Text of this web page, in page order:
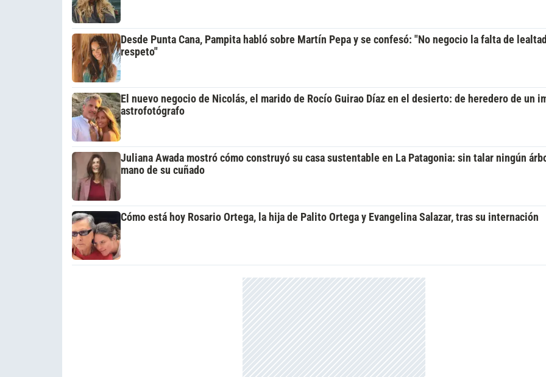
Desde Punta Cana, Pampita habló sobre Martín Pepa y se confesó: "No negocio la falta de
respeto"
El nuevo negocio de Nicolás, el marido de Rocío Guirao Díaz en el desierto: de heredero de un
astrofotógrafo
Juliana Awada mostró cómo construyó su casa sustentable en La Patagonia: sin talar ningún
mano de su cuñado
Cómo está hoy Rosario Ortega, la hija de Palito Ortega y Evangelina Salazar, tras su internación